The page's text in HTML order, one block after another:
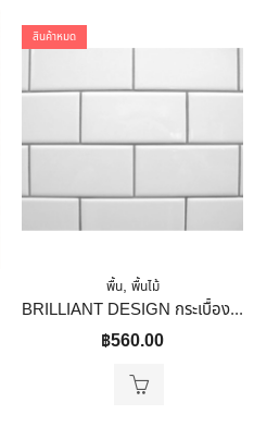
สินค้าหมด
พื้น, พื้นไม้
BRILLIANT DESIGN กระเบื้องซับเวย์ FLAT WHITE SUBWAY 10x20cm ขาว ผิวเงา 10x20cm
฿560.00